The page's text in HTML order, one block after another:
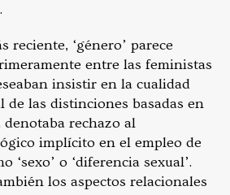
reciente, ‘género’ parece
entre las feministas
insistir en la cualidad
de las distinciones basadas en
denotaba rechazo al
implícito en el empleo de
‘sexo’ o ‘diferencia sexual’.
los aspectos relacionales